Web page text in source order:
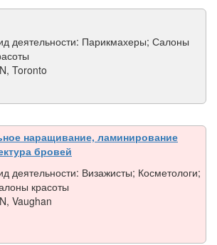
деятельности: Парикмахеры; Салоны
Toronto
наращивание, ламинирование
бровей
деятельности: Визажисты; Косметологи;
красоты
Vaughan